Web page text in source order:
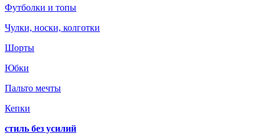
Футболки и топы
Чулки, носки, колготки
Шорты
Юбки
Пальто мечты
Кепки
стиль без усилий